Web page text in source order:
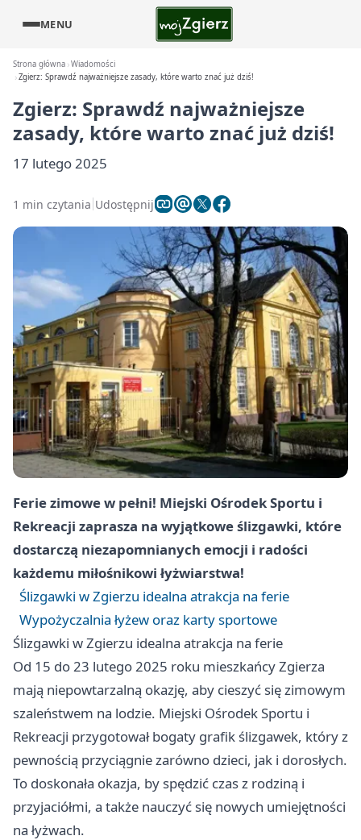
MENU
Strona główna Wiadomości
Zgierz: Sprawdź najważniejsze zasady, które warto znać już dziś!
Zgierz: Sprawdź najważniejsze
zasady, które warto znać już dziś!
17 lutego 2025
1 min czytania Udostępnij
Ferie zimowe w pełni! Miejski Ośrodek Sportu i
Rekreacji zaprasza na wyjątkowe ślizgawki, które
dostarczą niezapomnianych emocji i radości
każdemu miłośnikowi łyżwiarstwa!
Ślizgawki w Zgierzu idealna atrakcja na ferie
Wypożyczalnia łyżew oraz karty sportowe
Ślizgawki w Zgierzu idealna atrakcja na ferie
Od 15 do 23 lutego 2025 roku mieszkańcy Zgierza
mają niepowtarzalną okazję, aby cieszyć się zimowym
szaleństwem na lodzie. Miejski Ośrodek Sportu i
Rekreacji przygotował bogaty grafik ślizgawek, który z
pewnością przyciągnie zarówno dzieci, jak i dorosłych.
To doskonała okazja, by spędzić czas z rodziną i
przyjaciółmi, a także nauczyć się nowych umiejętności
na łyżwach.